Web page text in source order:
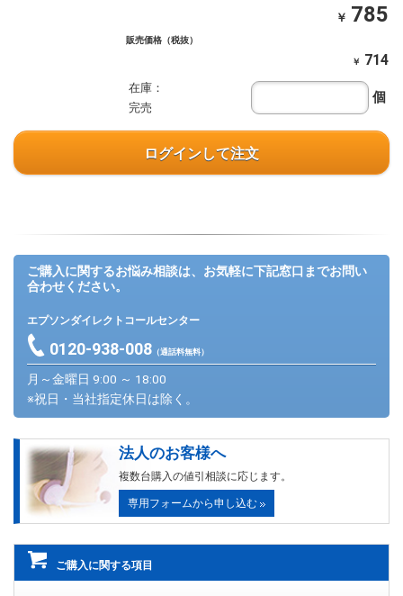
￥ 785
販売価格（税抜）
￥ 714
在庫：
完売
個
ログインして注文
ご購入に関するお悩み相談は、お気軽に下記窓口までお問い
合わせください。
エプソンダイレクトコールセンター
0120-938-008（通話料無料）
月～金曜日 9:00 ～ 18:00
※祝日・当社指定休日は除く。
法人のお客様へ
複数台購入の値引相談に応じます。
専用フォームから申し込む
ご購入に関する項目